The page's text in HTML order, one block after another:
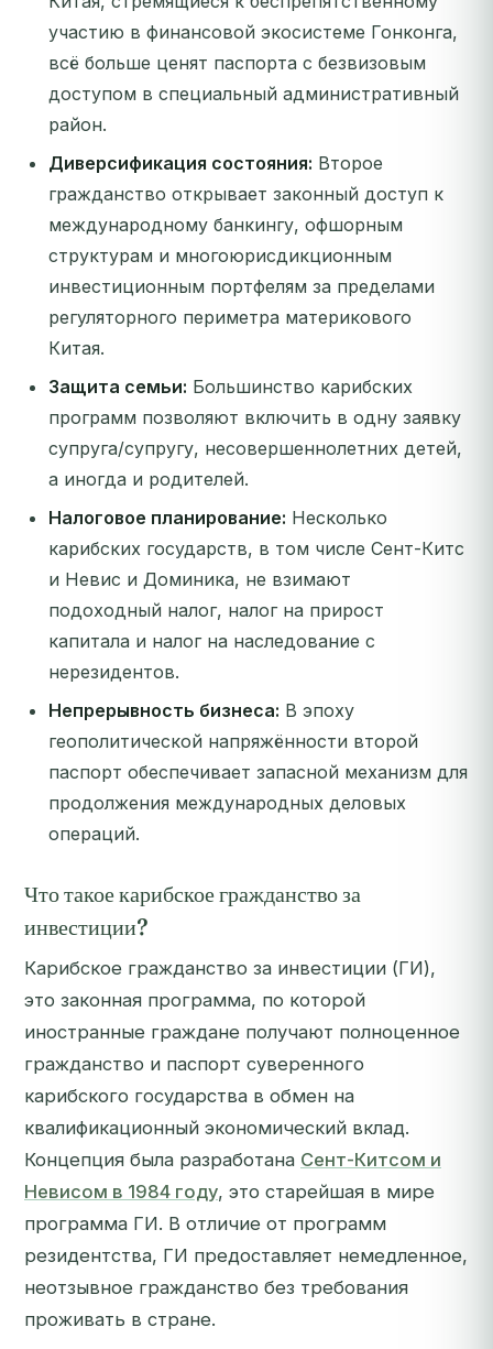
участию в финансовой экосистеме Гонконга,
всё больше ценят паспорта с безвизовым
доступом в специальный административный
район.
Диверсификация состояния: Второе
гражданство открывает законный доступ к
международному банкингу, офшорным
структурам и многоюрисдикционным
инвестиционным портфелям за пределами
регуляторного периметра материкового
Китая.
Защита семьи: Большинство карибских
программ позволяют включить в одну заявку
супруга/супругу, несовершеннолетних детей,
а иногда и родителей.
Налоговое планирование: Несколько
карибских государств, в том числе Сент-Китс
и Невис и Доминика, не взимают
подоходный налог, налог на прирост
капитала и налог на наследование с
нерезидентов.
Непрерывность бизнеса: В эпоху
геополитической напряжённости второй
паспорт обеспечивает запасной механизм для
продолжения международных деловых
операций.
Что такое карибское гражданство за
инвестиции?
Карибское гражданство за инвестиции (ГИ),
это законная программа, по которой
иностранные граждане получают полноценное
гражданство и паспорт суверенного
карибского государства в обмен на
квалификационный экономический вклад.
Концепция была разработана Сент-Китсом и
Невисом в 1984 году, это старейшая в мире
программа ГИ. В отличие от программ
резидентства, ГИ предоставляет немедленное,
неотзывное гражданство без требования
проживать в стране.